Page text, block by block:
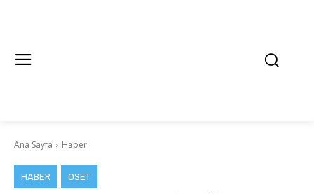
Ana Sayfa Haber
HABER OSET